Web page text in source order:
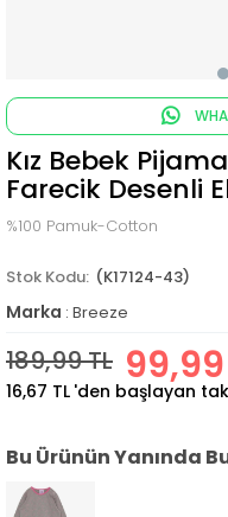
Kız Bebek
Farecik Desenli
%100 Pamuk-Cotton
(K17124-43)
Marka : Breeze
189,99 TL 99,99
16,67 TL 'den başlayan
Bu Ürünün Yanında